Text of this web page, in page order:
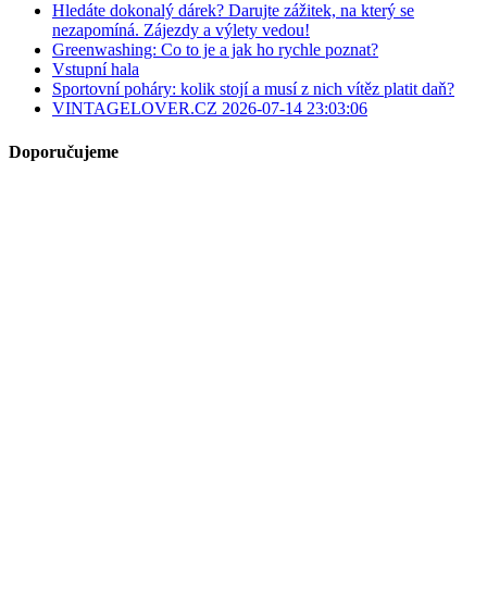
Hledáte dokonalý dárek? Darujte zážitek, na který se
nezapomíná. Zájezdy a výlety vedou!
Greenwashing: Co to je a jak ho rychle poznat?
Vstupní hala
Sportovní poháry: kolik stojí a musí z nich vítěz platit daň?
VINTAGELOVER.CZ 2026-07-14 23:03:06
Doporučujeme